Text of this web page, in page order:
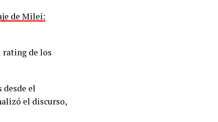
de Milei:
rating de los
desde el
el discurso,